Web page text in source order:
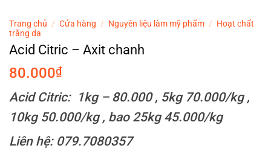
Trang chủ / Cửa hàng / Nguyên liệu làm mỹ phẩm / Hoạt chất
trắng da
Acid Citric – Axit chanh
80.000₫
Acid Citric: 1kg – 80.000 , 5kg 70.000/kg ,
10kg 50.000/kg , bao 25kg 45.000/kg
Liên hệ: 079.7080357